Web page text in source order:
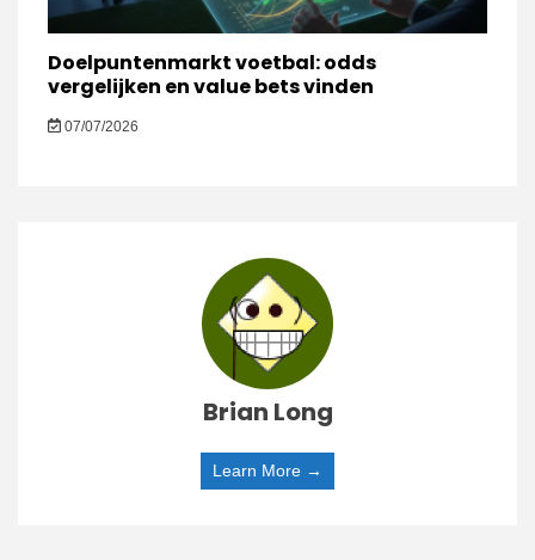
Doelpuntenmarkt voetbal: odds
vergelijken en value bets vinden
07/07/2026
Brian Long
Learn More →